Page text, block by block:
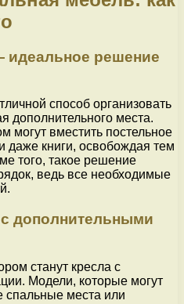
идеальное решение
способ организовать
дополнительного места.
могут вместить постельное
даже книги, освобождая тем
того, такое решение
ведь все необходимые
дополнительными
станут кресла с
Модели, которые могут
спальные места или